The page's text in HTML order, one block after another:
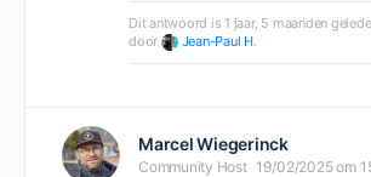
Dit antwoord is 1 jaar, 5 maanden
door
Jean-Paul H.
Marcel Wiegerinck
Community Host 19/02/2025 om